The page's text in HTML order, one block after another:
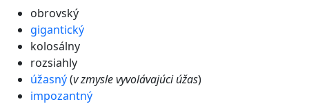
obrovský
gigantický
kolosálny
rozsiahly
úžasný(v zmysle vyvolávajúci úžas)
impozantný